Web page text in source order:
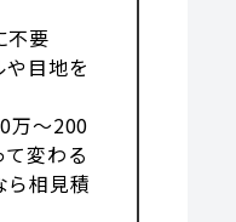
不要
目地を
万〜200
変わる
ら相見積